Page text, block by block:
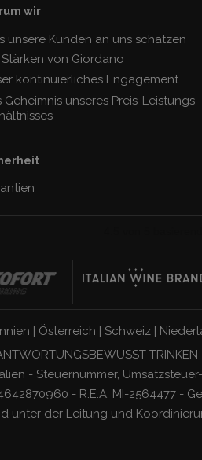
wir
unsere Kunden an uns schätzen
Stärken von Giordano
kontinuierliches Engagement
Geheimnis unseres Preis-Leistungs-
| Österreich | Schweiz|
TRINKEN
- Steuernummer,
- R.E.A. MI-2564477 -
unter der Leitung und